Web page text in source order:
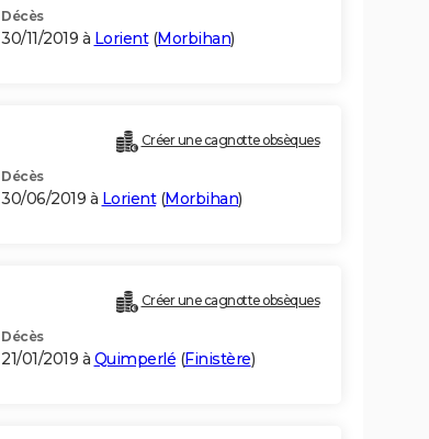
Décès
30/11/2019 à Lorient(Morbihan)
Créer une cagnotte obsèques
Décès
30/06/2019 à Lorient(Morbihan)
Créer une cagnotte obsèques
Décès
21/01/2019 à Quimperlé (Finistère)